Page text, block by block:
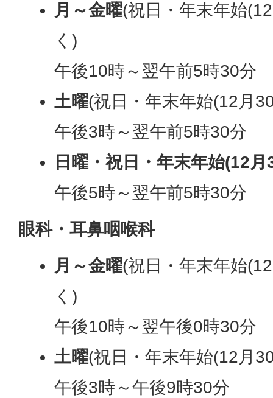
月～金曜(祝日・年末年始
く)
午後10時～翌午前5時30分
土曜(祝日・年末年始(12月
午後3時～翌午前5時30分
日曜・祝日・年末年始(12
午後5時～翌午前5時30分
眼科・耳鼻咽喉科
月～金曜(祝日・年末年始
く)
午後10時～翌午後0時30分
土曜(祝日・年末年始(12月
午後3時～午後9時30分